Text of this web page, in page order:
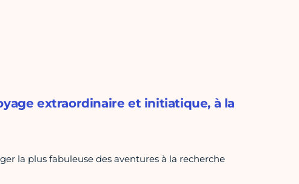
extraordinaire et initiatique, à la
la plus fabuleuse des aventures à la recherche